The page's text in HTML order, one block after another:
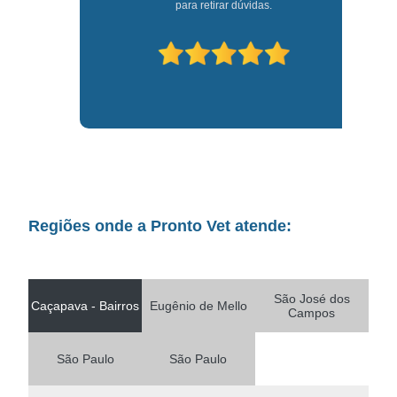
para retirar dúvidas.
Regiões onde a Pronto Vet atende:
Caçapava - Bairros Eugênio de Mello
São José dos
Campos
São Paulo São Paulo